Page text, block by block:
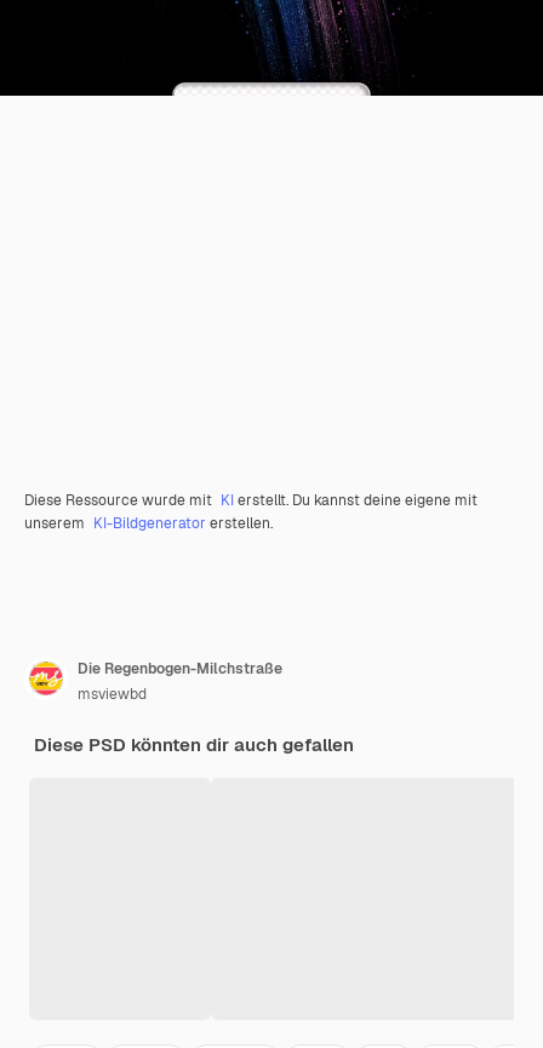
Diese Ressource wurde mit KIerstellt. Du kannst deine eigene mit
unserem KI-Bildgenerator erstellen.
Die Regenbogen-Milchstraße
msviewbd
Diese PSD könnten dir auch gefallen